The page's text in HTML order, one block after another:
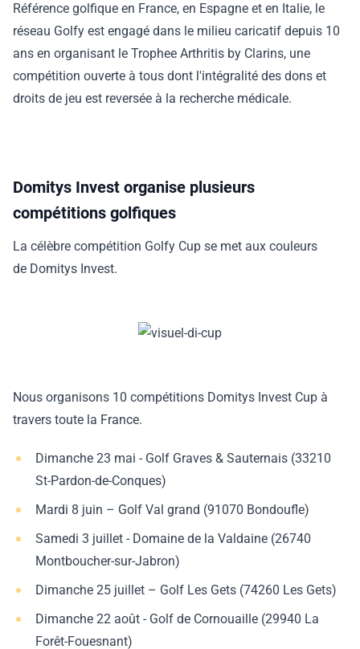
Référence golfique en France, en Espagne et en Italie, le
réseau Golfy est engagé dans le milieu caricatif depuis 10
ans en organisant le Trophee Arthritis by Clarins, une
compétition ouverte à tous dont l'intégralité des dons et
droits de jeu est reversée à la recherche médicale.
Domitys Invest organise plusieurs
compétitions golfiques
La célèbre compétition Golfy Cup se met aux couleurs
de Domitys Invest.
Nous organisons 10 compétitions Domitys Invest Cup à
travers toute la France.
Dimanche 23 mai - Golf Graves & Sauternais (33210
St-Pardon-de-Conques)
Mardi 8 juin – Golf Val grand (91070 Bondoufle)
Samedi 3 juillet - Domaine de la Valdaine (26740
Montboucher-sur-Jabron)
Dimanche 25 juillet – Golf Les Gets (74260 Les Gets)
Dimanche 22 août - Golf de Cornouaille (29940 La
Forêt-Fouesnant)